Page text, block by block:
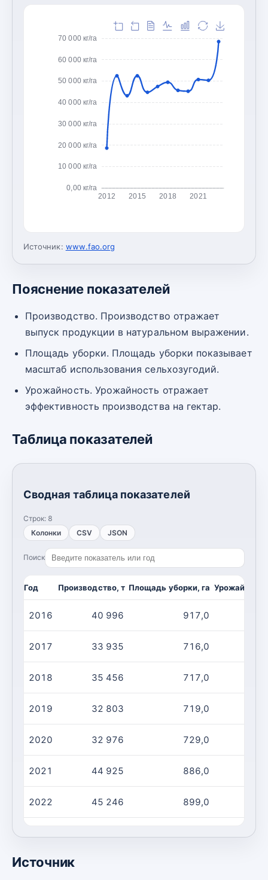
0,00 кг/га
10 000 кг/га
20 000 кг/га
30 000 кг/га
40 000 кг/га
50 000 кг/га
60 000 кг/га
70 000 кг/га
2012 2015 2018 2021
Источник: www.fao.org
Пояснение показателей
Производство. Производство отражает
выпуск продукции в натуральном выражении.
Площадь уборки. Площадь уборки показывает
масштаб использования сельхозугодий.
Урожайность. Урожайность отражает
эффективность производства на гектар.
Таблица показателей
Сводная таблица показателей
Строк: 8
Колонки
CSV JSON
Поиск
Год Производство, т Площадь уборки, га
2016 40 996 917,0
2017 33 935 716,0
2018 35 456 717,0
2019 32 803 719,0
2020 32 976 729,0
2021 44 925 886,0
2022 45 246 899,0
Источник